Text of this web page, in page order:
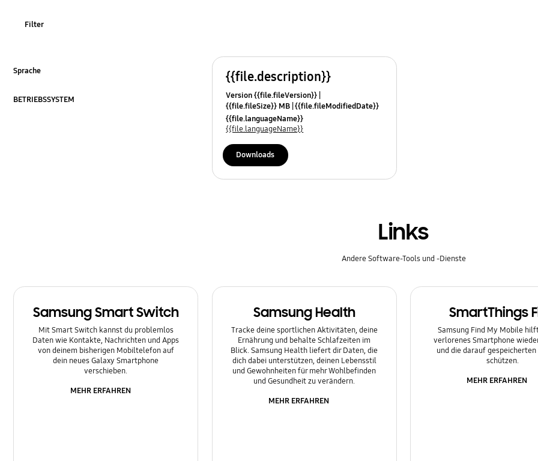
Firmware-Update
Galaxy Apps
Sonstige
Sperre
Filter
Sprache
BETRIEBSSYSTEM
{{file.description}}
Version {{file.fileVersion}}
{{file.fileSize}} MB {{file.fileModifiedDate}}
{{file.osNames}}
{{file.languageName}}
{{file.languageName}}
Downloads
Links
Andere Software-Tools und -Dienste
Samsung Smart Switch
Mit Smart Switch kannst du problemlos
Daten wie Kontakte, Nachrichten und Apps
von deinem bisherigen Mobiltelefon auf
dein neues Galaxy Smartphone
verschieben.
MEHR ERFAHREN
Samsung Health
Tracke deine sportlichen Aktivitäten, deine
Ernährung und behalte Schlafzeiten im
Blick. Samsung Health liefert dir Daten, die
dich dabei unterstützen, deinen Lebensstil
und Gewohnheiten für mehr Wohlbefinden
und Gesundheit zu verändern.
MEHR ERFAHREN
SmartThings
Samsung Find My Mobile
verlorenes Smartphone
und die darauf
schützen.
MEHR ERFAHREN